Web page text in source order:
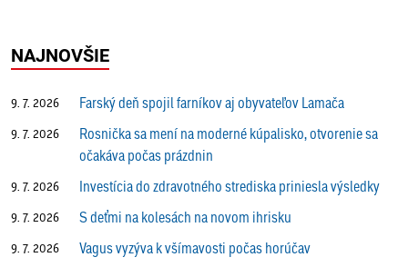
NAJNOVŠIE
9. 7. 2026 Farský deň spojil farníkov aj obyvateľov Lamača
9. 7. 2026
Rosnička sa mení na moderné kúpalisko, otvorenie sa
očakáva počas prázdnin
9. 7. 2026 Investícia do zdravotného strediska priniesla výsledky
9. 7. 2026 S deťmi na kolesách na novom ihrisku
9. 7. 2026 Vagus vyzýva k všímavosti počas horúčav